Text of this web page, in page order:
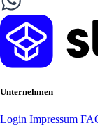
Unternehmen
Login Impressum